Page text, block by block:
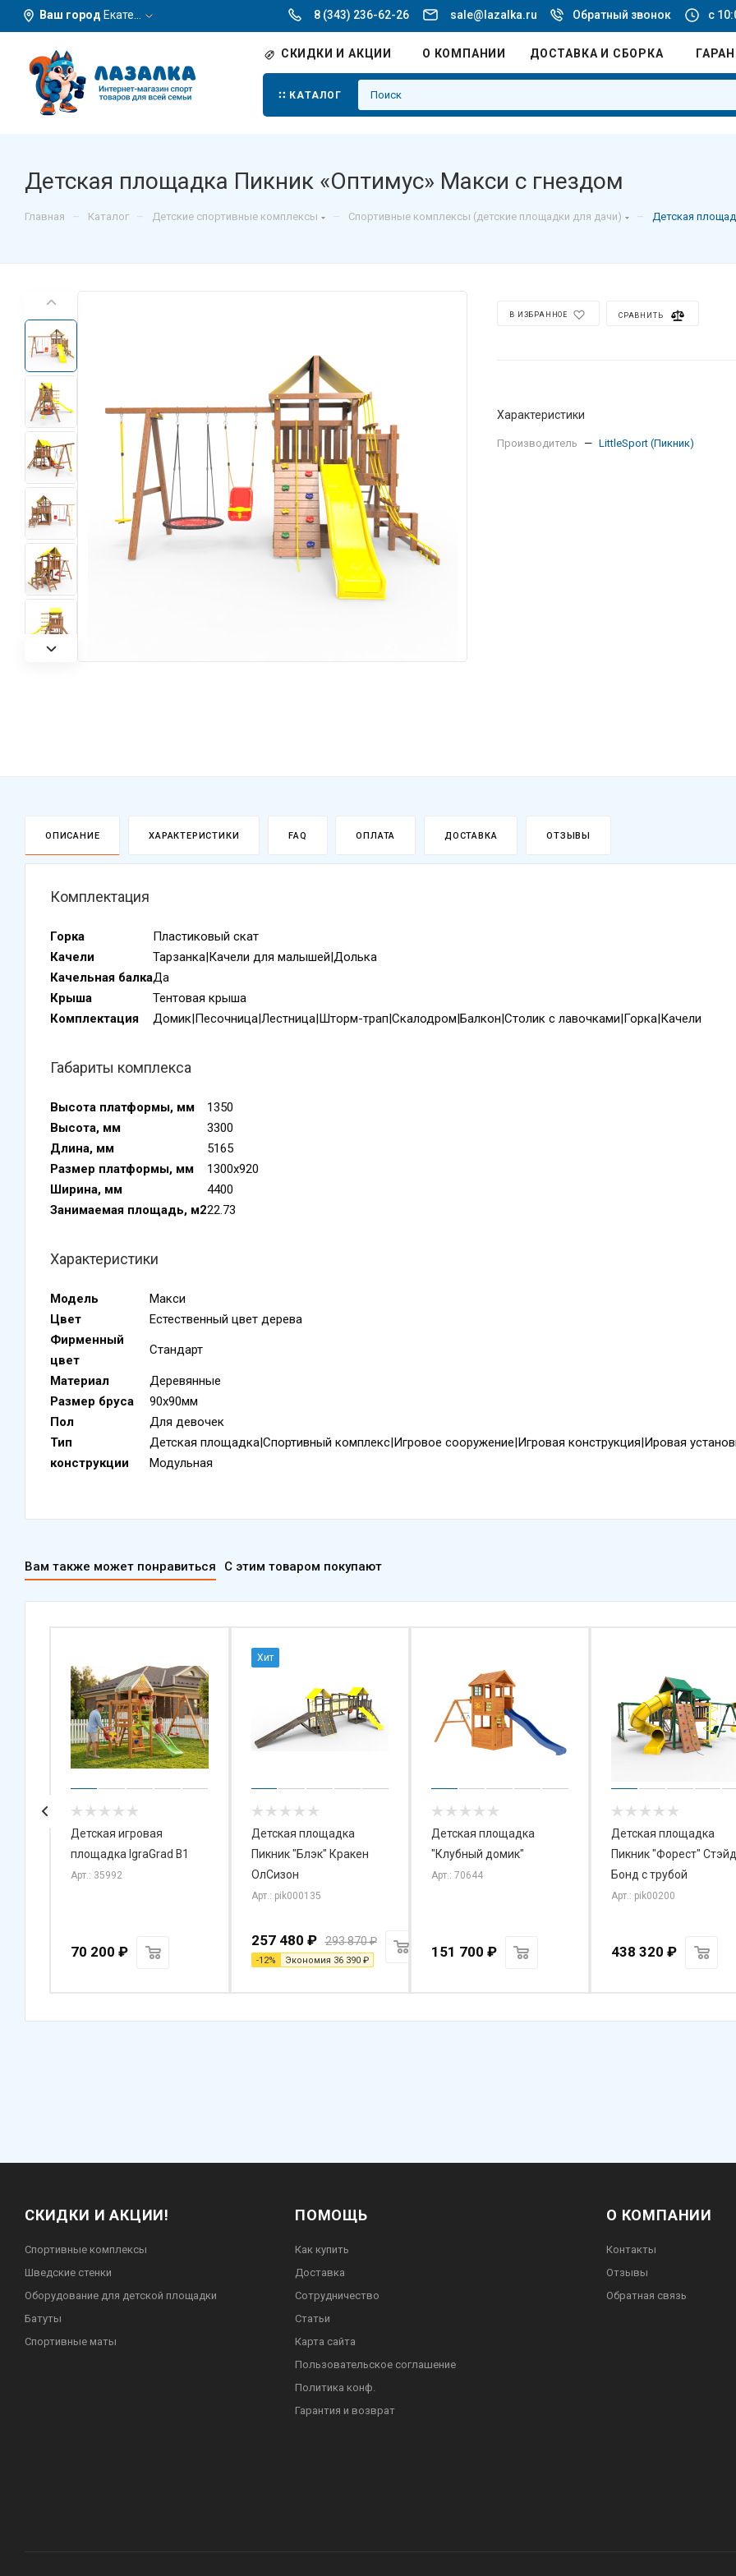
Ваш город Екатеринбург 8 (343) 236-62-26 sale@lazalka.ru Обратный звонок с
СКИДКИ И АКЦИИ О КОМПАНИИ ДОСТАВКА И СБОРКА
КАТАЛОГ
Детская площадка Пикник «Оптимус» Макси с гнездом
Главная – Каталог – Детские спортивные комплексы – Спортивные комплексы (детские площадки для дачи) – Детская
В ИЗБРАННОЕ СРАВНИТЬ
Характеристики
Производитель — LittleSport (Пикник)
ОПИСАНИЕ ХАРАКТЕРИСТИКИ FAQ ОПЛАТА ДОСТАВКА ОТЗЫВЫ
Комплектация
Горка
Пластиковый скат
Качели
Тарзанка|Качели для малышей|Долька
Качельная балкаДа
Крыша
Тентовая крыша
Комплектация
Домик|Песочница|Лестница|Шторм-трап|Скалодром|Балкон|Столик с лавочками|Горка|Качели
Габариты комплекса
Высота платформы, мм
1350
Высота, мм
3300
Длина, мм
5165
Размер платформы, мм
1300х920
Ширина, мм
4400
Занимаемая площадь, м222.73
Характеристики
Модель
Макси
Цвет
Естественный цвет дерева
Фирменный
цвет
Стандарт
Материал
Деревянные
Размер бруса
90х90мм
Пол
Для девочек
Тип
конструкции
Детская площадка|Спортивный комплекс|Игровое сооружение|Игровая конструкция|Ировая
Модульная
Вам также может понравиться С этим товаром покупают
Детская игровая
площадка IgraGrad В1
Арт.: 35992
70 200 ₽
Хит
Детская площадка
Пикник "Блэк" Кракен
ОлСизон
Арт.: pik000135
257 480 ₽ 293 870₽
-12% Экономия 36 390₽
Детская площадка
"Клубный домик"
Арт.: 70644
151 700 ₽
Детская площадка
Пикник "Форест"
Бонд с трубой
Арт.: pik00200
438 320 ₽
СКИДКИ И АКЦИИ!
Спортивные комплексы
Шведские стенки
Оборудование для детской площадки
Батуты
Спортивные маты
ПОМОЩЬ
Как купить
Доставка
Сотрудничество
Статьи
Карта сайта
Пользовательское соглашение
Политика конф.
Гарантия и возврат
О КОМПАНИИ
Контакты
Отзывы
Обратная связь